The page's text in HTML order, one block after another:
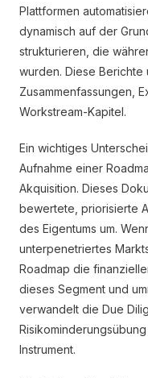
Plattformen
dynamisch auf der
strukturieren, die
wurden. Diese Berichte
Zusammenfassungen,
Workstream-Kapitel.
Ein wichtiges
Aufnahme einer
Akquisition. Dieses
bewertete, priorisierte
des Eigentums um.
unterpenetriertes
Roadmap die
dieses Segment und
verwandelt die Due
Instrument.